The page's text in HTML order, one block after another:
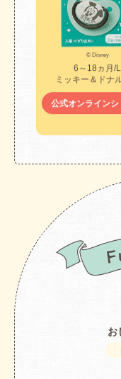
© Disney
6～18ヵ月/L
ミッキー＆ドナ
公式オンラインシ
お